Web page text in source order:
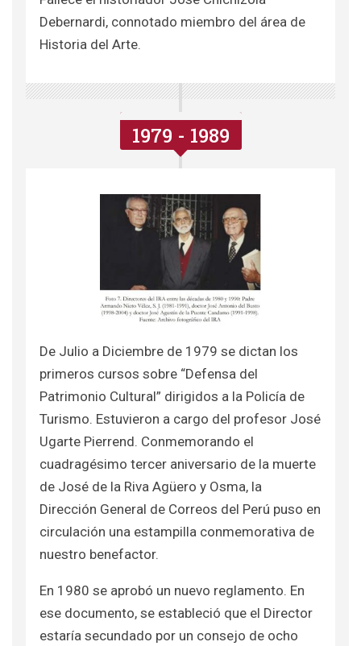
Debernardi, connotado miembro del área de
Historia del Arte.
1979 - 1989
De Julio a Diciembre de 1979 se dictan los
primeros cursos sobre “Defensa del
Patrimonio Cultural” dirigidos a la Policía de
Turismo. Estuvieron a cargo del profesor José
Ugarte Pierrend. Conmemorando el
cuadragésimo tercer aniversario de la muerte
de José de la Riva Agüero y Osma, la
Dirección General de Correos del Perú puso en
circulación una estampilla conmemorativa de
nuestro benefactor.
En 1980 se aprobó un nuevo reglamento. En
ese documento, se estableció que el Director
estaría secundado por un consejo de ocho